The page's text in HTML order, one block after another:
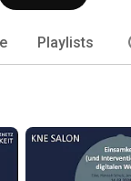
Playlists